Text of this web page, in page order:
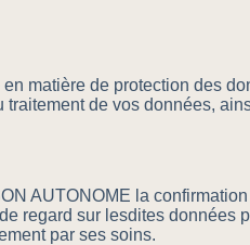
matière de protection des
de vos données,
AUTONOME la
regard sur lesdites
par ses soins.